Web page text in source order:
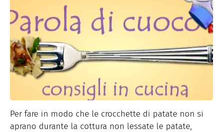
Per fare in modo che le crocchette di patate non si
aprano durante la cottura non lessate le patate,